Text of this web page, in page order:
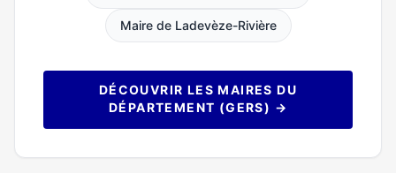
Maire de Ladevèze-Rivière
DÉCOUVRIR LES MAIRES DU
DÉPARTEMENT (GERS) →